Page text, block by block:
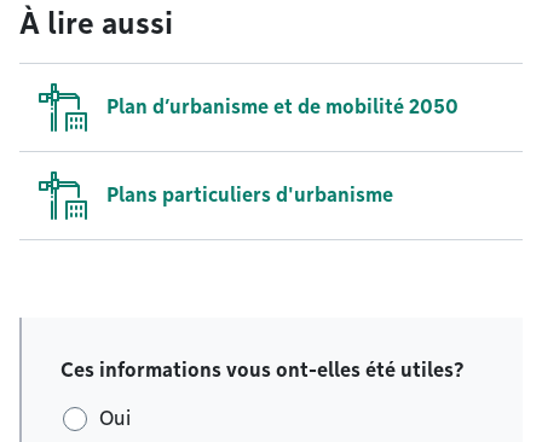
À lire aussi
Plan d’urbanisme et de mobilité 2050
Plans particuliers d'urbanisme
Ces informations vous ont-elles été utiles?
Oui